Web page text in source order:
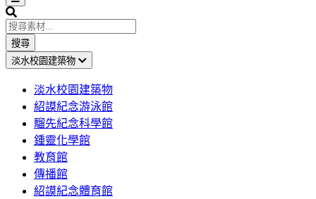
sidebar
Search
搜尋
淡水校園建築物
淡水校園建築物
紹謨紀念游泳館
騮先紀念科學館
鍾靈化學館
教育館
傳播館
紹謨紀念體育館